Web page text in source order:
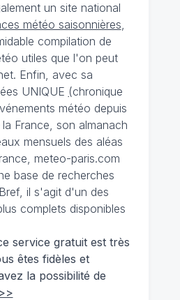
un site national
météo saisonnières,
compilation de
utiles que l'on peut
Enfin, avec sa
UNIQUE (chronique
météo depuis
France, son almanach
mensuels des aléas
meteo-paris.com
base de recherches
il s'agit d'un des
complets disponibles
service gratuit est très
êtes fidèles et
la possibilité de